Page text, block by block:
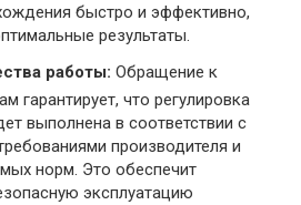
быстро и эффективно,
результаты.
работы: Обращение к
гарантирует, что регулировка
выполнена в соответствии с
производителя и
норм. Это обеспечит
эксплуатацию